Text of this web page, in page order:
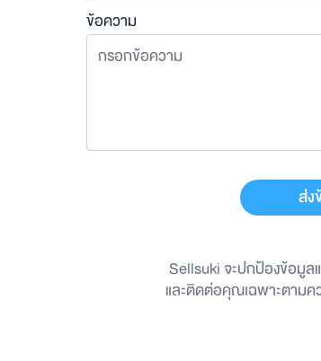
ข้อความ
ส่ง
Sellsuki จะปกป้องข้อมู
และติดต่อคุณเฉพาะตาม